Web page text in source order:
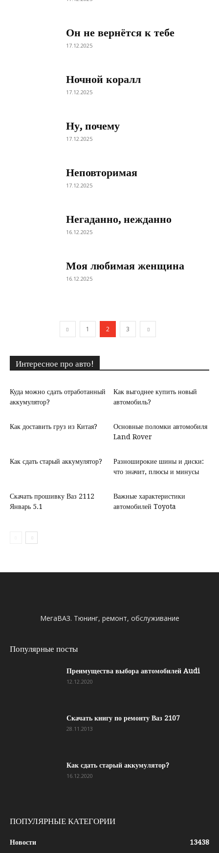
Он не вернётся к тебе
17.12.2025
Ночной коралл
17.12.2025
Ну, почему
17.12.2025
Неповторимая
17.12.2025
Негаданно, нежданно
16.12.2025
Моя любимая женщина
16.12.2025
1 2 3
Интересное про авто!
Куда можно сдать отработанный
аккумулятор?
Как выгоднее купить новый
автомобиль?
Как доставить груз из Китая?
Основные поломки автомобиля
Land Rover
Как сдать старый аккумулятор?
Разноширокие шины и диски:
что значит, плюсы и минусы
Скачать прошивку Ваз 2112
Январь 5.1
Важные характеристики
автомобилей Toyota
МегаВАЗ. Тюнинг, ремонт, обслуживание
Популярные посты
Преимущества выбора автомобилей Audi
12.12.2020
Скачать книгу по ремонту Ваз 2107
28.11.2013
Как сдать старый аккумулятор?
16.12.2020
ПОПУЛЯРНЫЕ КАТЕГОРИИ
Новости 13438